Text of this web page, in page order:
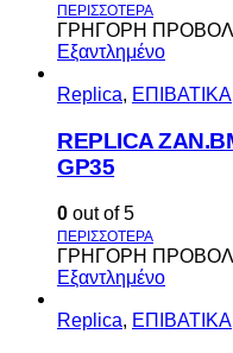
ΓΡΗΓΟΡΗ
Εξαντλημένο
Replica, ΕΠΙΒΑΤΙΚΑ
REPLICA
GP35
0 out of 5
ΓΡΗΓΟΡΗ
Εξαντλημένο
Replica, ΕΠΙΒΑΤΙΚΑ